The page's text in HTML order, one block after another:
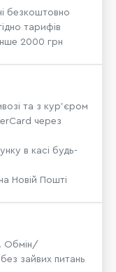
безкоштовно
тарифів
2000 грн
та з кур’єром
через
в касі будь-
Новій Пошті
Обмін/
зайвих питань